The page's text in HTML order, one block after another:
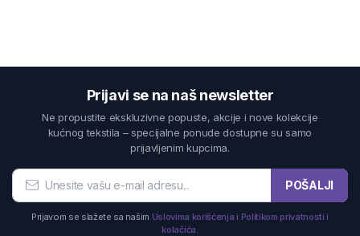
Prijavi se na naš newsletter
Ne propustite ekskluzivne popuste, akcije i nove kolekcije
kućnog tekstila – specijalne ponude dostupne su samo
prijavljenim kupcima.
POŠALJI
Prijavom se slažete sa našim Uslovima korišćenja i Politikom privatnosti i
kolačića.